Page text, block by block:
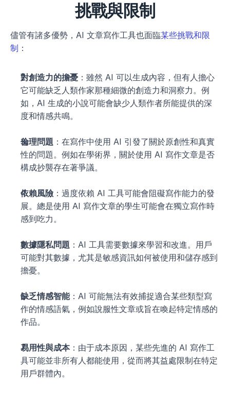
挑戰與限制
儘管有諸多優勢，AI 文章寫作工具也面臨某些挑戰和限
制 ：
對創造力的擔憂 ：雖然 AI 可以生成內容，但有人擔心
它可能缺乏人類作家那種細微的創造力和洞察力。例
如，AI 生成的小說可能會缺少人類作者所能提供的深
度和情感共鳴。
倫理問題 ：在寫作中使用 AI 引發了關於原創性和真實
性的問題。例如在學術界，關於使用 AI 寫作文章是否
構成抄襲存在著爭議。
依賴風險 ：過度依賴 AI 工具可能會阻礙寫作能力的發
展。總是使用 AI 寫作文章的學生可能會在獨立寫作時
感到吃力。
數據隱私問題 ：AI 工具需要數據來學習和改進。用戶
可能對其數據，尤其是敏感資訊如何被使用和儲存感到
擔憂。
缺乏情感智能：AI 可能無法有效捕捉適合某些類型寫
作的情感語氣，例如說服性文章或旨在喚起特定情感的
作品。
易用性與成本：由于成本原因，某些先進的 AI 寫作工
具可能並非所有人都能使用，從而將其益處限制在特定
用戶群體內。